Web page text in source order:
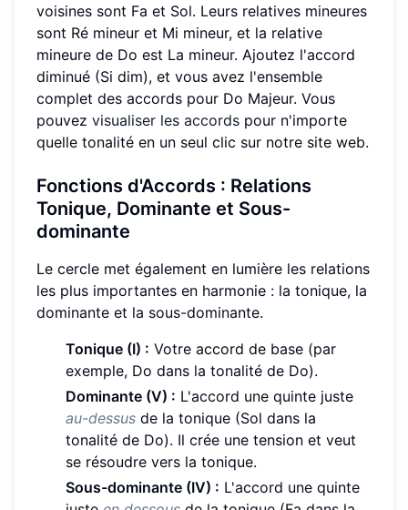
voisines sont Fa et Sol. Leurs relatives mineures
sont Ré mineur et Mi mineur, et la relative
mineure de Do est La mineur. Ajoutez l'accord
diminué (Si dim), et vous avez l'ensemble
complet des accords pour Do Majeur. Vous
pouvez visualiser les accords pour n'importe
quelle tonalité en un seul clic sur notre site web.
Fonctions d'Accords : Relations
Tonique, Dominante et Sous-
dominante
Le cercle met également en lumière les relations
les plus importantes en harmonie : la tonique, la
dominante et la sous-dominante.
Tonique (I) : Votre accord de base (par
exemple, Do dans la tonalité de Do).
Dominante (V) : L'accord une quinte juste
au-dessus de la tonique (Sol dans la
tonalité de Do). Il crée une tension et veut
se résoudre vers la tonique.
Sous-dominante (IV) : L'accord une quinte